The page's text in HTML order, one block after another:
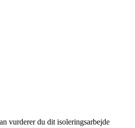
vurderer du dit isoleringsarbejde